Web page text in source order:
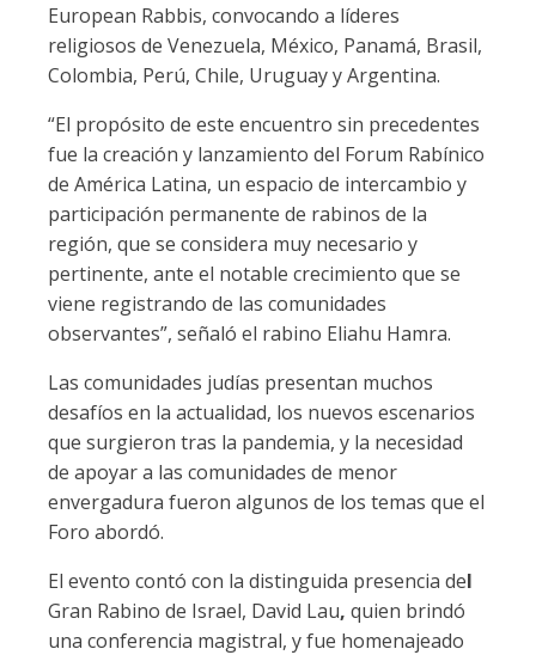
European Rabbis, convocando a líderes
religiosos de Venezuela, México, Panamá, Brasil,
Colombia, Perú, Chile, Uruguay y Argentina.
“El propósito de este encuentro sin precedentes
fue la creación y lanzamiento del Forum Rabínico
de América Latina, un espacio de intercambio y
participación permanente de rabinos de la
región, que se considera muy necesario y
pertinente, ante el notable crecimiento que se
viene registrando de las comunidades
observantes”, señaló el rabino Eliahu Hamra.
Las comunidades judías presentan muchos
desafíos en la actualidad, los nuevos escenarios
que surgieron tras la pandemia, y la necesidad
de apoyar a las comunidades de menor
envergadura fueron algunos de los temas que el
Foro abordó.
El evento contó con la distinguida presencia del
Gran Rabino de Israel, David Lau, quien brindó
una conferencia magistral, y fue homenajeado